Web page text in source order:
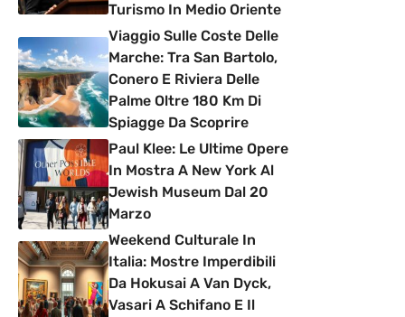
Turismo In Medio Oriente
Viaggio Sulle Coste Delle
Marche: Tra San Bartolo,
Conero E Riviera Delle
Palme Oltre 180 Km Di
Spiagge Da Scoprire
Paul Klee: Le Ultime Opere
In Mostra A New York Al
Jewish Museum Dal 20
Marzo
Weekend Culturale In
Italia: Mostre Imperdibili
Da Hokusai A Van Dyck,
Vasari A Schifano E Il